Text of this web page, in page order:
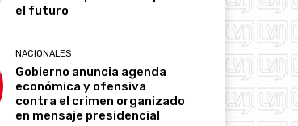
el futuro
NACIONALES
Gobierno anuncia agenda
económica y ofensiva
contra el crimen organizado
en mensaje presidencial